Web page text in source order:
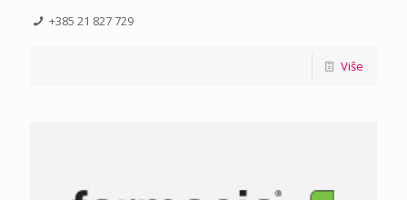
+385 21 827 729
Više